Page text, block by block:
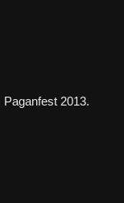
Paganfest 2013.